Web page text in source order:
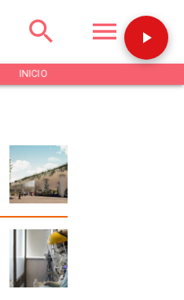
INICIO